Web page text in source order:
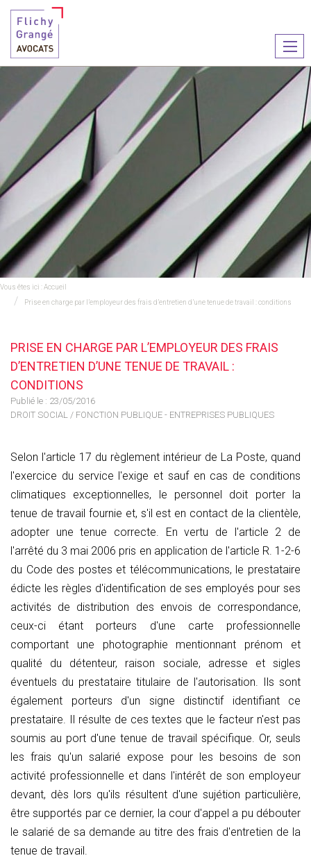
le
Vous êtes ici :Accueil
Prise en charge par l’employeur des frais d’entretien d’une tenue de travail : conditions
PRISE EN CHARGE PAR L’EMPLOYEUR DES FRAIS
D’ENTRETIEN D’UNE TENUE DE TRAVAIL :
CONDITIONS
Publié le : 23/05/2016
DROIT SOCIAL / FONCTION PUBLIQUE - ENTREPRISES PUBLIQUES
Selon l'article 17 du règlement intérieur de La Poste, quand
l'exercice du service l'exige et sauf en cas de conditions
climatiques exceptionnelles, le personnel doit porter la
tenue de travail fournie et, s'il est en contact de la clientèle,
adopter une tenue correcte. En vertu de l'article 2 de
l'arrêté du 3 mai 2006 pris en application de l'article R. 1-2-6
du Code des postes et télécommunications, le prestataire
édicte les règles d'identification de ses employés pour ses
activités de distribution des envois de correspondance,
ceux-ci étant porteurs d'une carte professionnelle
comportant une photographie mentionnant prénom et
qualité du détenteur, raison sociale, adresse et sigles
éventuels du prestataire titulaire de l'autorisation. Ils sont
également porteurs d'un signe distinctif identifiant ce
prestataire. Il résulte de ces textes que le facteur n'est pas
soumis au port d'une tenue de travail spécifique. Or, seuls
les frais qu'un salarié expose pour les besoins de son
activité professionnelle et dans l'intérêt de son employeur
devant, dès lors qu'ils résultent d'une sujétion particulière,
être supportés par ce dernier, la cour d'appel a pu débouter
le salarié de sa demande au titre des frais d'entretien de la
tenue de travail.